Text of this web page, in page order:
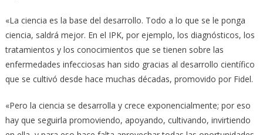
«La ciencia es la base del desarrollo. Todo a lo que se le ponga
ciencia, saldrá mejor. En el IPK, por ejemplo, los diagnósticos, los
tratamientos y los conocimientos que se tienen sobre las
enfermedades infecciosas han sido gracias al desarrollo científico
que se cultivó desde hace muchas décadas, promovido por Fidel.
«Pero la ciencia se desarrolla y crece exponencialmente; por eso
hay que seguirla promoviendo, apoyando, cultivando, invirtiendo